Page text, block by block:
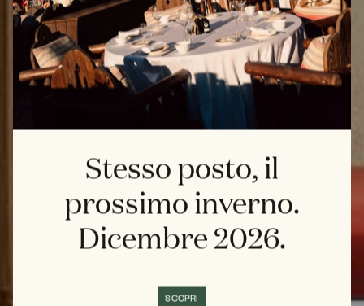
Stesso posto, il
prossimo inverno.
Dicembre 2026.
SCOPRI